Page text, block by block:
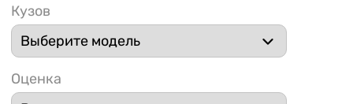
Кузов
Оценка